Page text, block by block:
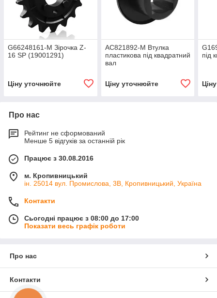
G66248161-M Зірочка Z-
16 SP (19001291)
Ціну уточнюйте
AC821892-M Втулка
пластикова під квадратний
вал
Ціну уточнюйте
під
Про нас
Рейтинг не сформований
Менше 5 відгуків за останній рік
Працює з 30.08.2016
м. Кропивницький
ін. 25014 вул. Промислова, 3В, Кропивницький, Україна
Контакти
Сьогодні працює з 08:00 до 17:00
Показати весь графік роботи
Про нас
Контакти